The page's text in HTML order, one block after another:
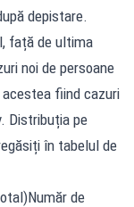
depistare.
față de ultima
noi de persoane
acestea fiind cazuri
Distribuția pe
în tabelul de
de